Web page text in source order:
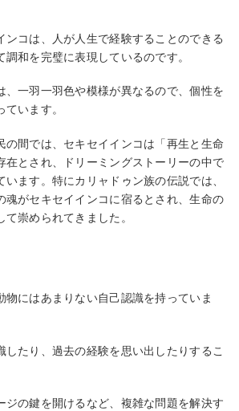
ンコは、人が人生で経験することのできる
和を完璧に表現しているのです。
、一羽一羽色や模様が異なるので、個性を
います。
の間では、セキセイインコは「再生と生命
在とされ、ドリーミングストーリーの中で
います。特にカリャドゥン族の伝説では、
魂がセキセイインコに宿るとされ、生命の
崇められてきました。
物にはあまりない自己認識を持っていま
したり、過去の経験を思い出したりするこ
ジの鍵を開けるなど、複雑な問題を解決す